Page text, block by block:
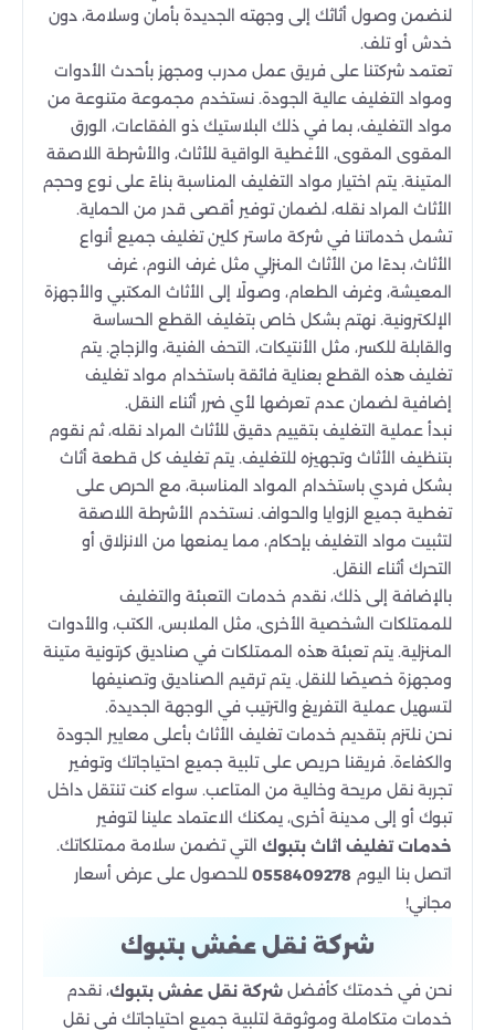
لنضمن وصول أثاثك إلى وجهته الجديدة بأمان وسلامة، دون
خدش أو تلف.
تعتمد شركتنا على فريق عمل مدرب ومجهز بأحدث الأدوات
ومواد التغليف عالية الجودة. نستخدم مجموعة متنوعة من
مواد التغليف، بما في ذلك البلاستيك ذو الفقاعات، الورق
المقوى المقوى، الأغطية الواقية للأثاث، والأشرطة اللاصقة
المتينة. يتم اختيار مواد التغليف المناسبة بناءً على نوع وحجم
الأثاث المراد نقله، لضمان توفير أقصى قدر من الحماية.
تشمل خدماتنا في شركة ماستر كلين تغليف جميع أنواع
الأثاث، بدءًا من الأثاث المنزلي مثل غرف النوم، غرف
المعيشة، وغرف الطعام، وصولًا إلى الأثاث المكتبي والأجهزة
الإلكترونية. نهتم بشكل خاص بتغليف القطع الحساسة
والقابلة للكسر، مثل الأنتيكات، التحف الفنية، والزجاج. يتم
تغليف هذه القطع بعناية فائقة باستخدام مواد تغليف
إضافية لضمان عدم تعرضها لأي ضرر أثناء النقل.
نبدأ عملية التغليف بتقييم دقيق للأثاث المراد نقله، ثم نقوم
بتنظيف الأثاث وتجهيزه للتغليف. يتم تغليف كل قطعة أثاث
بشكل فردي باستخدام المواد المناسبة، مع الحرص على
تغطية جميع الزوايا والحواف. نستخدم الأشرطة اللاصقة
لتثبيت مواد التغليف بإحكام، مما يمنعها من الانزلاق أو
التحرك أثناء النقل.
بالإضافة إلى ذلك، نقدم خدمات التعبئة والتغليف
للممتلكات الشخصية الأخرى، مثل الملابس، الكتب، والأدوات
المنزلية. يتم تعبئة هذه الممتلكات في صناديق كرتونية متينة
ومجهزة خصيصًا للنقل. يتم ترقيم الصناديق وتصنيفها
لتسهيل عملية التفريغ والترتيب في الوجهة الجديدة.
نحن نلتزم بتقديم خدمات تغليف الأثاث بأعلى معايير الجودة
والكفاءة. فريقنا حريص على تلبية جميع احتياجاتك وتوفير
تجربة نقل مريحة وخالية من المتاعب. سواء كنت تنتقل داخل
تبوك أو إلى مدينة أخرى، يمكنك الاعتماد علينا لتوفير
خدمات تغليف اثاث بتبوك التي تضمن سلامة ممتلكاتك.
اتصل بنا اليوم 0558409278 للحصول على عرض أسعار
مجاني!
شركة نقل عفش بتبوك
نحن في خدمتك كأفضل شركة نقل عفش بتبوك، نقدم
خدمات متكاملة وموثوقة لتلبية جميع احتياجاتك في نقل